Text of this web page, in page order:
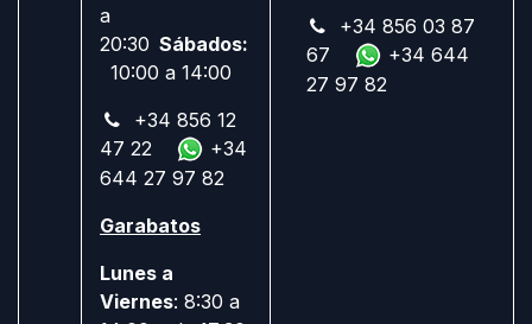
a
20:30 Sábados:
10:00 a 14:00
+34 856 12
47 22
+34
644 27 97 82
Garabatos
Lunes a
Viernes: 8:30 a
+34 856 03 87
67
+34 644
27 97 82